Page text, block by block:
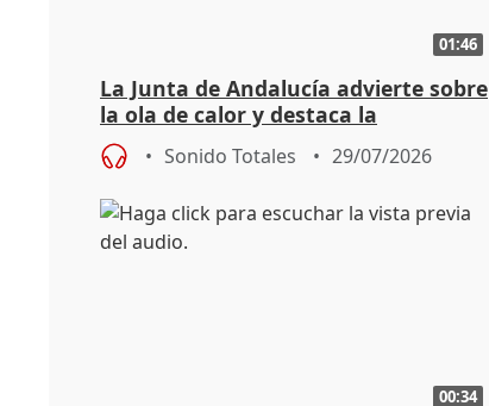
01:46
La Junta de Andalucía advierte sobre
la ola de calor y destaca la
importancia de la prevención
Sonido Totales 29/07/2026
00:34